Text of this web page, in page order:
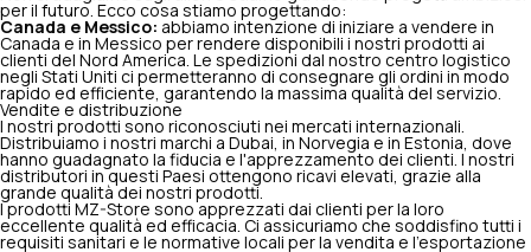
per il futuro. Ecco cosa stiamo progettando:
Canada e Messico: abbiamo intenzione di iniziare a vendere in
Canada e in Messico per rendere disponibili i nostri prodotti ai
clienti del Nord America. Le spedizioni dal nostro centro logistico
negli Stati Uniti ci permetteranno di consegnare gli ordini in modo
rapido ed efficiente, garantendo la massima qualità del servizio.
Vendite e distribuzione
I nostri prodotti sono riconosciuti nei mercati internazionali.
Distribuiamo i nostri marchi a Dubai, in Norvegia e in Estonia, dove
hanno guadagnato la fiducia e l'apprezzamento dei clienti. I nostri
distributori in questi Paesi ottengono ricavi elevati, grazie alla
grande qualità dei nostri prodotti.
I prodotti MZ-Store sono apprezzati dai clienti per la loro
eccellente qualità ed efficacia. Ci assicuriamo che soddisfino tutti i
requisiti sanitari e le normative locali per la vendita e l'esportazione